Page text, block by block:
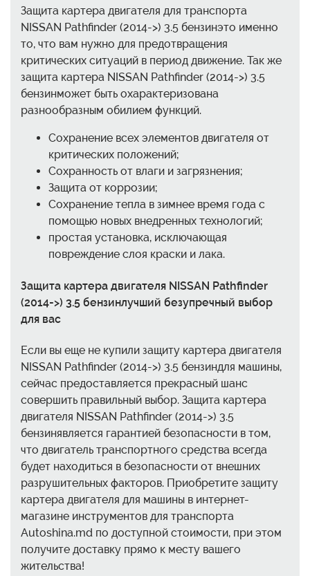
Защита картера двигателя для транспорта
NISSAN Pathfinder (2014->) 3.5 бензинэто именно
то, что вам нужно для предотвращения
критических ситуаций в период движение. Так же
защита картера NISSAN Pathfinder (2014->) 3.5
бензинможет быть охарактеризована
разнообразным обилием функций.
Сохранение всех элементов двигателя от
критических положений;
Сохранность от влаги и загрязнения;
Защита от коррозии;
Сохранение тепла в зимнее время года с
помощью новых внедренных технологий;
простая установка, исключающая
повреждение слоя краски и лака.
Защита картера двигателя NISSAN Pathfinder
(2014->) 3.5 бензинлучший безупречный выбор
для вас
Если вы еще не купили защиту картера двигателя
NISSAN Pathfinder (2014->) 3.5 бензиндля машины,
сейчас предоставляется прекрасный шанс
совершить правильный выбор. Защита картера
двигателя NISSAN Pathfinder (2014->) 3.5
бензинявляется гарантией безопасности в том,
что двигатель транспортного средства всегда
будет находиться в безопасности от внешних
разрушительных факторов. Приобретите защиту
картера двигателя для машины в интернет-
магазине инструментов для транспорта
Autoshina.md по доступной стоимости, при этом
получите доставку прямо к месту вашего
жительства!